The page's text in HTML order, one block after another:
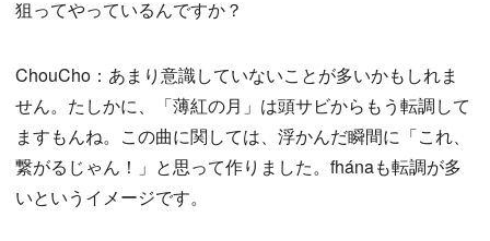
狙ってやっているんですか？
ChouCho：あまり意識していないことが多いかもしれま
せん。たしかに、「薄紅の月」は頭サビからもう転調して
ますもんね。この曲に関しては、浮かんだ瞬間に「これ、
繋がるじゃん！」と思って作りました。fhánaも転調が多
いというイメージです。